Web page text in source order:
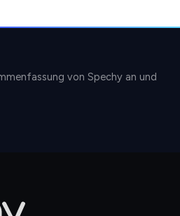
von Spechy an und